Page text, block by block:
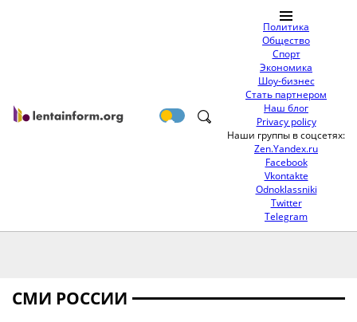
Политика
Общество
Спорт
Экономика
Шоу-бизнес
Стать партнером
Наш блог
Privacy policy
Наши группы в соцсетях:
Zen.Yandex.ru
Facebook
Vkontakte
Odnoklassniki
Twitter
Telegram
СМИ РОССИИ